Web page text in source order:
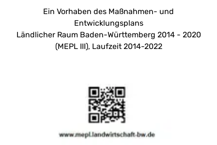
Ein Vorhaben des Maßnahmen- und
Entwicklungsplans
Ländlicher Raum Baden-Württemberg 2014 - 2020
(MEPL III), Laufzeit 2014-2022